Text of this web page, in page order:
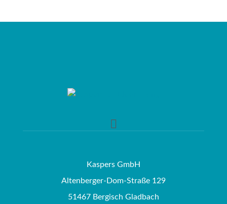
Kaspers GmbH
Altenberger-Dom-Straße 129
51467 Bergisch Gladbach